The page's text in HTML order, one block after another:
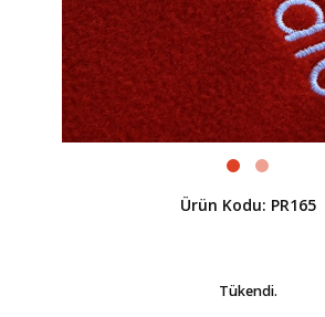
Ürün Kodu: PR165
Tükendi.